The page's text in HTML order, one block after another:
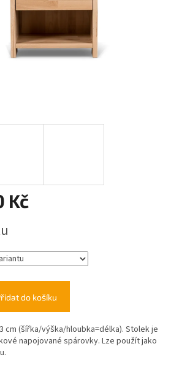
Kč
do košíku
cm (šířka/výška/hloubka=délka). Stolek je
napojované spárovky. Lze použít jako